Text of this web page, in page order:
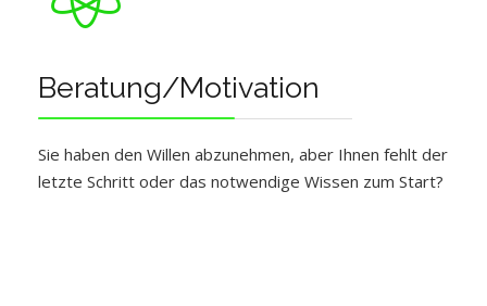
Beratung/Motivation
Sie haben den Willen abzunehmen, aber Ihnen fehlt der
letzte Schritt oder das notwendige Wissen zum Start?